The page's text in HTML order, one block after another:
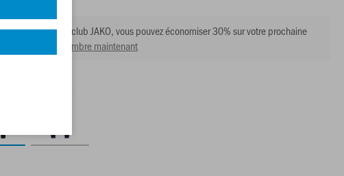
que membre du club JAKO, vous pouvez économiser 30% sur votre prochaine
Devenir membre maintenant